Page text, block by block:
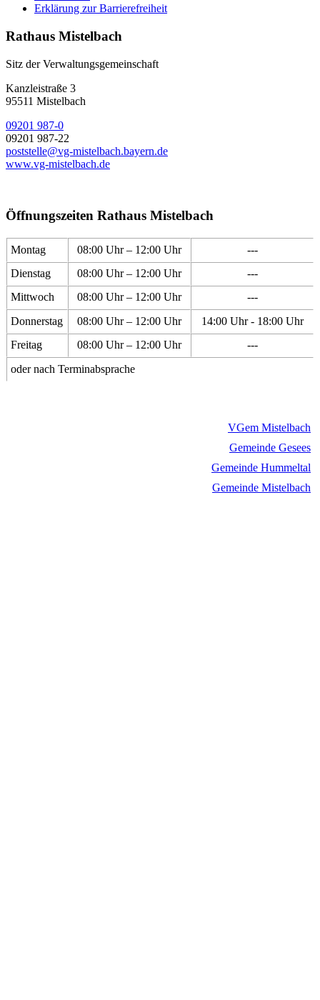
Erklärung zur Barrierefreiheit
Rathaus Mistelbach
Sitz der Verwaltungsgemeinschaft
Kanzleistraße 3
95511 Mistelbach
09201 987-0
09201 987-22
poststelle@vg-mistelbach.bayern.de
www.vg-mistelbach.de
Öffnungszeiten Rathaus Mistelbach
Montag 08:00 Uhr – 12:00 Uhr
---
Dienstag
08:00 Uhr – 12:00 Uhr
---
Mittwoch
08:00 Uhr – 12:00 Uhr
---
Donnerstag
08:00 Uhr – 12:00 Uhr
14:00 Uhr - 18:00 Uhr
Freitag
08:00 Uhr – 12:00 Uhr
---
oder nach Terminabsprache
VGem Mistelbach
Gemeinde Gesees
Gemeinde Hummeltal
Gemeinde Mistelbach